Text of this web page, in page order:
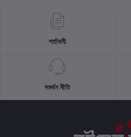
শর্তাবলী
সমর্থন নীতি